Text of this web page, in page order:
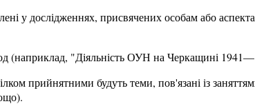
у дослідженнях, присвячених особам або
(наприклад, "Діяльність ОУН на Черкащині
прийнятними будуть теми, пов'язані із